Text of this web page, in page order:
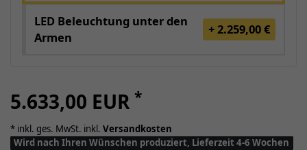
LED Beleuchtung unter den
Armen
+ 2.259,00 €
5.633,00 EUR *
* inkl. ges. MwSt. inkl. Versandkosten
Wird nach Ihren Wünschen produziert, Lieferzeit 4-6 Wochen